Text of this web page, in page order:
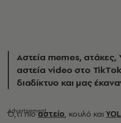
Αστεία memes, ατάκες,
αστεία video στο
διαδίκτυο και μας
Ό,τι πιοαστείο, κουλό και